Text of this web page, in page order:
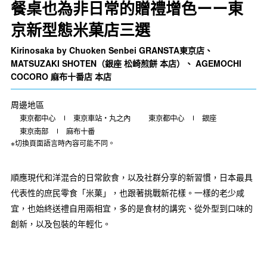
餐桌也為非日常的贈禮增色ーー東
京新型態米菓店三選
Kirinosaka by Chuoken Senbei GRANSTA東京店、
MATSUZAKI SHOTEN（銀座 松崎煎餅 本店）、 AGEMOCHI
COCORO 麻布十番店 本店
周邊地區
東京都中心 東京車站・丸之內 東京都中心
銀座
東京南部
麻布十番
※切換頁面語言時內容可能不同。
順應現代和洋混合的日常飲食，以及社群分享的新習慣，日本最具
代表性的庶民零食「米菓」，也跟著挑戰新花樣。一樣的老少咸
宜，也始終送禮自用兩相宜，多的是食材的講究、從外型到口味的
創新，以及包裝的年輕化。